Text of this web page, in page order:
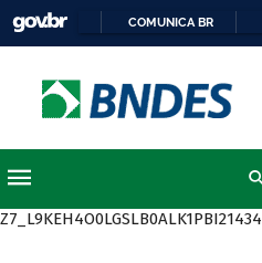
COMUNICA BR
Z7_L9KEH4O0LGSLB0ALK1PBI21434